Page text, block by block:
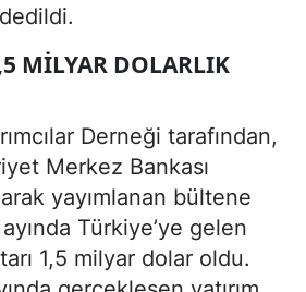
MILYAR DOLARLIK
Derneği tarafından,
Merkez Bankası
yayımlanan bültene
Türkiye’ye gelen
1,5 milyar dolar oldu.